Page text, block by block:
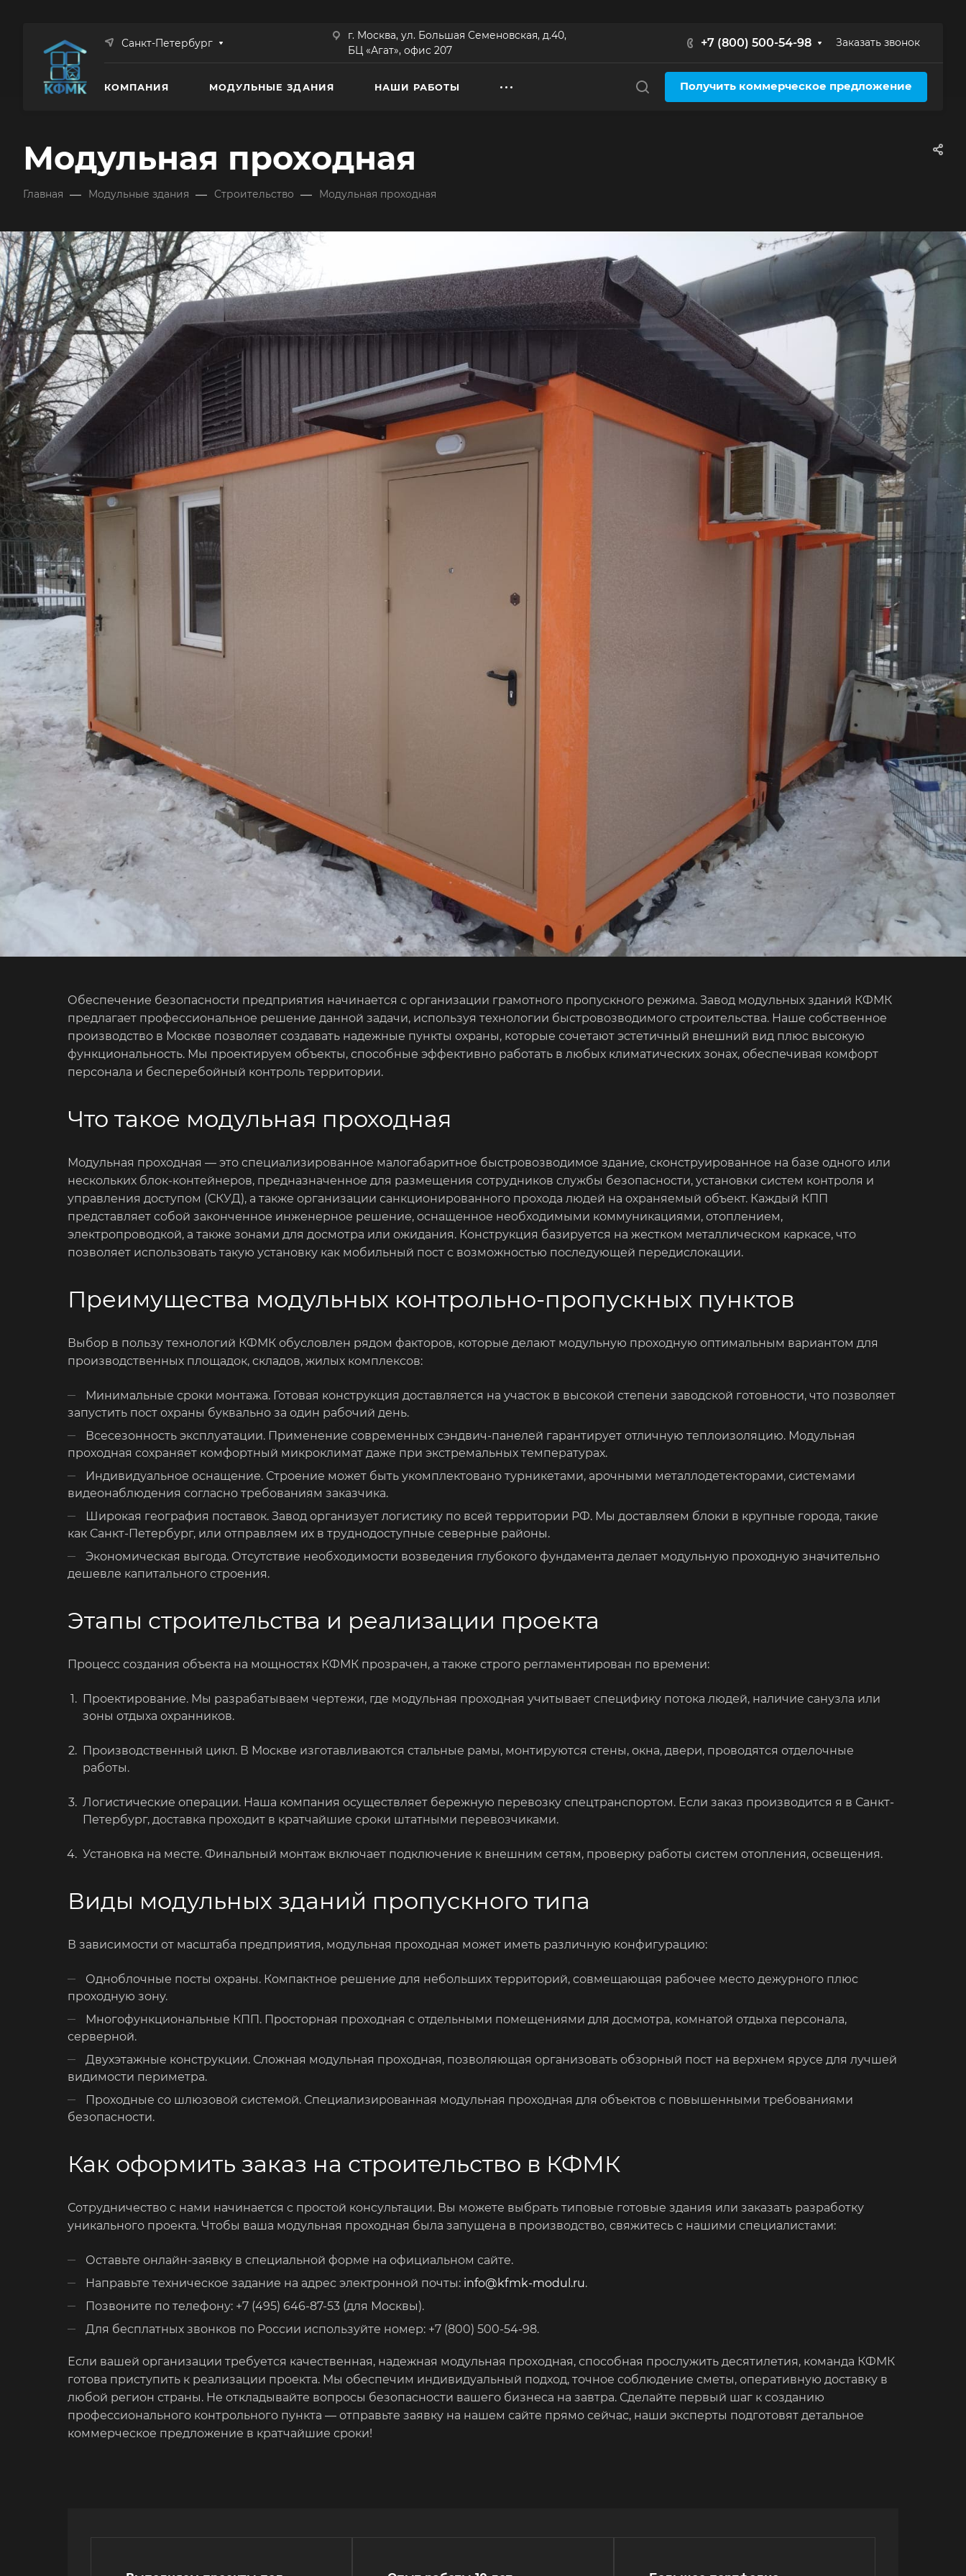
Санкт-Петербург
г. Москва, ул. Большая Семеновская, д.40,
БЦ «Агат», офис 207
+7 (800) 500-54-98 Заказать звонок
КОМПАНИЯ МОДУЛЬНЫЕ ЗДАНИЯ НАШИ РАБОТЫ Получить коммерческое предложение
Модульная проходная
Главная — Модульные здания — Строительство — Модульная проходная
Обеспечение безопасности предприятия начинается с организации грамотного пропускного режима. Завод модульных зданий КФМК
предлагает профессиональное решение данной задачи, используя технологии быстровозводимого строительства. Наше собственное
производство в Москве позволяет создавать надежные пункты охраны, которые сочетают эстетичный внешний вид плюс высокую
функциональность. Мы проектируем объекты, способные эффективно работать в любых климатических зонах, обеспечивая комфорт
персонала и бесперебойный контроль территории.
Что такое модульная проходная
Модульная проходная — это специализированное малогабаритное быстровозводимое здание, сконструированное на базе одного или
нескольких блок-контейнеров, предназначенное для размещения сотрудников службы безопасности, установки систем контроля и
управления доступом (СКУД), а также организации санкционированного прохода людей на охраняемый объект. Каждый КПП
представляет собой законченное инженерное решение, оснащенное необходимыми коммуникациями, отоплением,
электропроводкой, а также зонами для досмотра или ожидания. Конструкция базируется на жестком металлическом каркасе, что
позволяет использовать такую установку как мобильный пост с возможностью последующей передислокации.
Преимущества модульных контрольно-пропускных пунктов
Выбор в пользу технологий КФМК обусловлен рядом факторов, которые делают модульную проходную оптимальным вариантом для
производственных площадок, складов, жилых комплексов:
Минимальные сроки монтажа. Готовая конструкция доставляется на участок в высокой степени заводской готовности, что позволяет
запустить пост охраны буквально за один рабочий день.
Всесезонность эксплуатации. Применение современных сэндвич-панелей гарантирует отличную теплоизоляцию. Модульная
проходная сохраняет комфортный микроклимат даже при экстремальных температурах.
Индивидуальное оснащение. Строение может быть укомплектовано турникетами, арочными металлодетекторами, системами
видеонаблюдения согласно требованиям заказчика.
Широкая география поставок. Завод организует логистику по всей территории РФ. Мы доставляем блоки в крупные города, такие
как Санкт-Петербург, или отправляем их в труднодоступные северные районы.
Экономическая выгода. Отсутствие необходимости возведения глубокого фундамента делает модульную проходную значительно
дешевле капитального строения.
Этапы строительства и реализации проекта
Процесс создания объекта на мощностях КФМК прозрачен, а также строго регламентирован по времени:
Проектирование. Мы разрабатываем чертежи, где модульная проходная учитывает специфику потока людей, наличие санузла или
зоны отдыха охранников.
Производственный цикл. В Москве изготавливаются стальные рамы, монтируются стены, окна, двери, проводятся отделочные
работы.
Логистические операции. Наша компания осуществляет бережную перевозку спецтранспортом. Если заказ производится я в Санкт-
Петербург, доставка проходит в кратчайшие сроки штатными перевозчиками.
Установка на месте. Финальный монтаж включает подключение к внешним сетям, проверку работы систем отопления, освещения.
Виды модульных зданий пропускного типа
В зависимости от масштаба предприятия, модульная проходная может иметь различную конфигурацию:
Одноблочные посты охраны. Компактное решение для небольших территорий, совмещающая рабочее место дежурного плюс
проходную зону.
Многофункциональные КПП. Просторная проходная с отдельными помещениями для досмотра, комнатой отдыха персонала,
серверной.
Двухэтажные конструкции. Сложная модульная проходная, позволяющая организовать обзорный пост на верхнем ярусе для лучшей
видимости периметра.
Проходные со шлюзовой системой. Специализированная модульная проходная для объектов с повышенными требованиями
безопасности.
Как оформить заказ на строительство в КФМК
Сотрудничество с нами начинается с простой консультации. Вы можете выбрать типовые готовые здания или заказать разработку
уникального проекта. Чтобы ваша модульная проходная была запущена в производство, свяжитесь с нашими специалистами:
Оставьте онлайн-заявку в специальной форме на официальном сайте.
Направьте техническое задание на адрес электронной почты: info@kfmk-modul.ru.
Позвоните по телефону: +7 (495) 646-87-53 (для Москвы).
Для бесплатных звонков по России используйте номер: +7 (800) 500-54-98.
Если вашей организации требуется качественная, надежная модульная проходная, способная прослужить десятилетия, команда КФМК
готова приступить к реализации проекта. Мы обеспечим индивидуальный подход, точное соблюдение сметы, оперативную доставку в
любой регион страны. Не откладывайте вопросы безопасности вашего бизнеса на завтра. Сделайте первый шаг к созданию
профессионального контрольного пункта — отправьте заявку на нашем сайте прямо сейчас, наши эксперты подготовят детальное
коммерческое предложение в кратчайшие сроки!